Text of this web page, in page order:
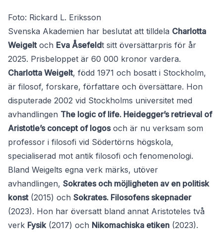
Foto: Rickard L. Eriksson
Svenska Akademien har beslutat att tilldela Charlotta
Weigeltoch Eva Åsefeldt sitt översättarpris för år
2025. Prisbeloppet är 60 000 kronor vardera.
Charlotta Weigelt, född 1971 och bosatt i Stockholm,
är filosof, forskare, författare och översättare. Hon
disputerade 2002 vid Stockholms universitet med
avhandlingen The logic of life. Heidegger’s retrieval of
Aristotle’s concept of logosoch är nu verksam som
professor i filosofi vid Södertörns högskola,
specialiserad mot antik filosofi och fenomenologi.
Bland Weigelts egna verk märks, utöver
avhandlingen, Sokrates och möjligheten av en politisk
konst(2015) och Sokrates. Filosofens skepnader
(2023). Hon har översatt bland annat Aristoteles två
verk Fysik(2017) och Nikomachiska etiken (2023).